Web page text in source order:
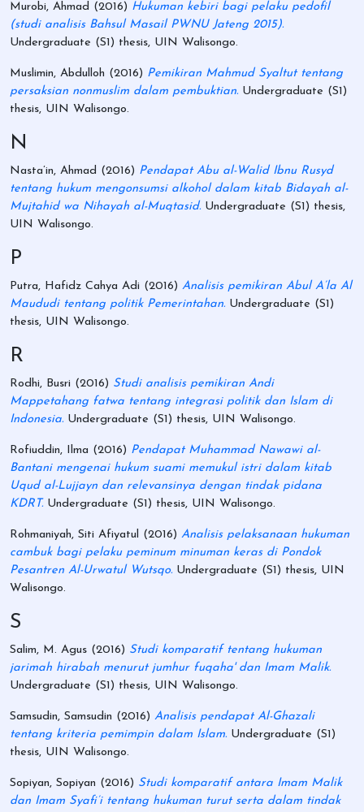
Murobi, Ahmad (2016) Hukuman kebiri bagi pelaku pedofil
(studi analisis Bahsul Masail PWNU Jateng 2015).
Undergraduate (S1) thesis, UIN Walisongo.
Muslimin, Abdulloh (2016) Pemikiran Mahmud Syaltut tentang
persaksian nonmuslim dalam pembuktian. Undergraduate (S1)
thesis, UIN Walisongo.
N
Nasta’in, Ahmad (2016) Pendapat Abu al-Walid Ibnu Rusyd
tentang hukum mengonsumsi alkohol dalam kitab Bidayah al-
Mujtahid wa Nihayah al-Muqtasid. Undergraduate (S1) thesis,
UIN Walisongo.
P
Putra, Hafidz Cahya Adi (2016) Analisis pemikiran Abul A’la Al
Maududi tentang politik Pemerintahan. Undergraduate (S1)
thesis, UIN Walisongo.
R
Rodhi, Busri (2016) Studi analisis pemikiran Andi
Mappetahang fatwa tentang integrasi politik dan Islam di
Indonesia. Undergraduate (S1) thesis, UIN Walisongo.
Rofiuddin, Ilma (2016) Pendapat Muhammad Nawawi al-
Bantani mengenai hukum suami memukul istri dalam kitab
Uqud al-Lujjayn dan relevansinya dengan tindak pidana
KDRT. Undergraduate (S1) thesis, UIN Walisongo.
Rohmaniyah, Siti Afiyatul (2016) Analisis pelaksanaan hukuman
cambuk bagi pelaku peminum minuman keras di Pondok
Pesantren Al-Urwatul Wutsqo. Undergraduate (S1) thesis, UIN
Walisongo.
S
Salim, M. Agus (2016) Studi komparatif tentang hukuman
jarimah hirabah menurut jumhur fuqaha' dan Imam Malik.
Undergraduate (S1) thesis, UIN Walisongo.
Samsudin, Samsudin (2016) Analisis pendapat Al-Ghazali
tentang kriteria pemimpin dalam Islam. Undergraduate (S1)
thesis, UIN Walisongo.
Sopiyan, Sopiyan (2016) Studi komparatif antara Imam Malik
dan Imam Syafi’i tentang hukuman turut serta dalam tindak